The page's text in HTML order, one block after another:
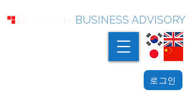
BUSINESS ADVISORY
로그인